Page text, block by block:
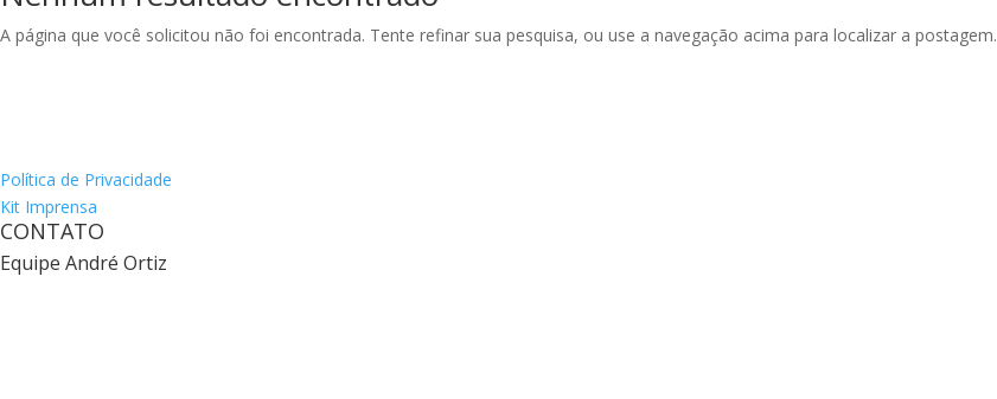
A página que você solicitou não foi encontrada. Tente refinar sua pesquisa, ou use a navegação acima para localizar a postagem.
Política de Privacidade
Kit Imprensa
CONTATO
Equipe André Ortiz